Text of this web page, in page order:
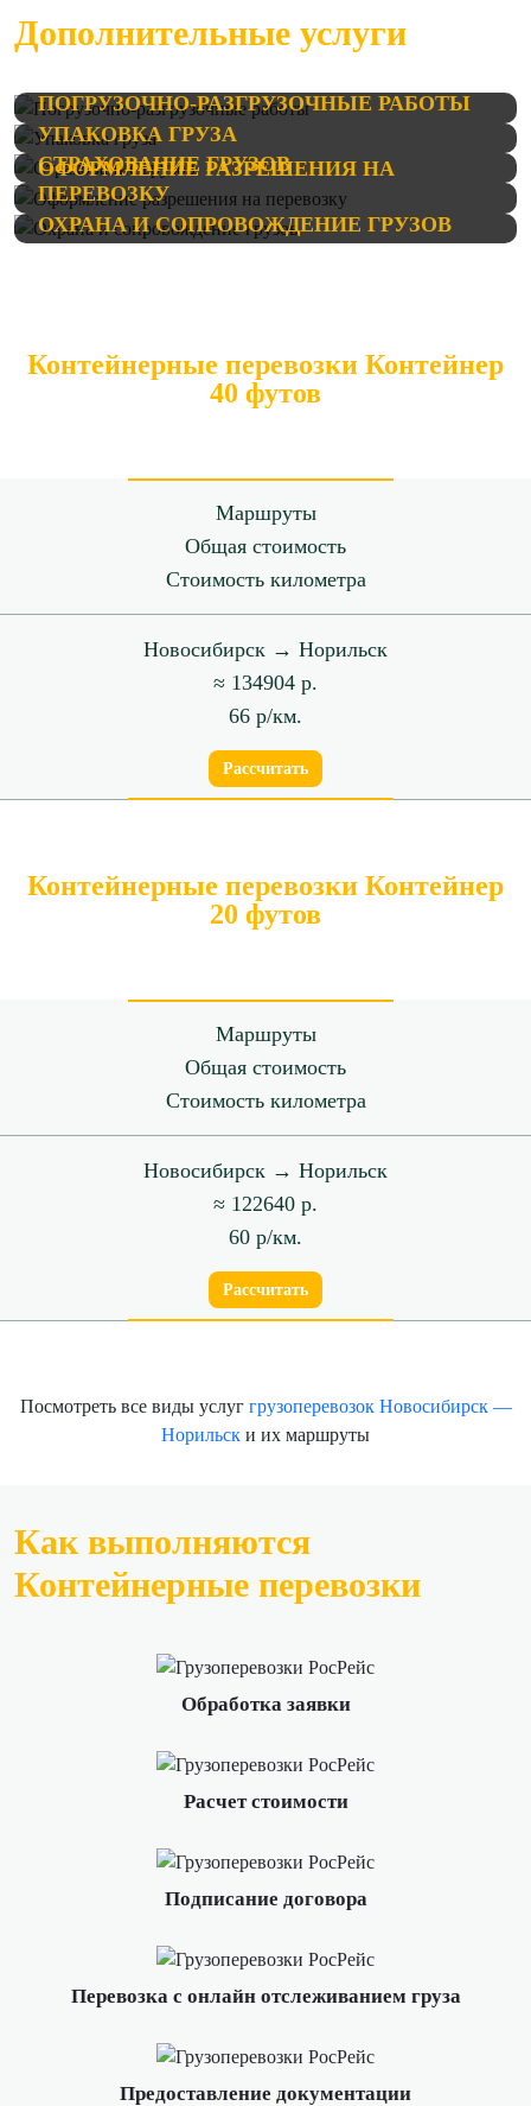
Дополнительные услуги
ПОГРУЗОЧНО-РАЗГРУЗОЧНЫЕ РАБОТЫ
УПАКОВКА ГРУЗА
СТРАХОВАНИЕ ГРУЗОВ
ОФОРМЛЕНИЕ РАЗРЕШЕНИЯ НА
ПЕРЕВОЗКУ
ОХРАНА И СОПРОВОЖДЕНИЕ ГРУЗОВ
Контейнерные перевозки Контейнер
40 футов
Маршруты
Общая стоимость
Стоимость километра
Новосибирск → Норильск
≈ 134904 р.
66 р/км.
Рассчитать
Контейнерные перевозки Контейнер
20 футов
Маршруты
Общая стоимость
Стоимость километра
Новосибирск → Норильск
≈ 122640 р.
60 р/км.
Рассчитать
Посмотреть все виды услуг грузоперевозок Новосибирск —
Норильск и их маршруты
Как выполняются
Контейнерные перевозки
Обработка заявки
Расчет стоимости
Подписание договора
Перевозка с онлайн отслеживанием груза
Предоставление документации